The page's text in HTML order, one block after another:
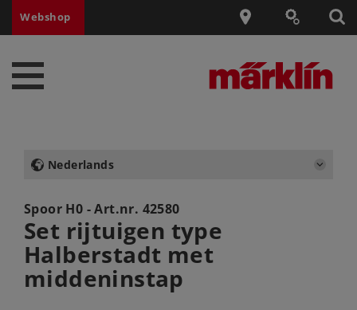
Webshop
Nederlands
Spoor H0 - Art.nr. 42580
Set rijtuigen type
Halberstadt met
middeninstap